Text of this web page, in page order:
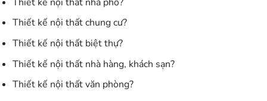
Thiết kế nội thất chung cư?
Thiết kế nội thất biệt thự?
Thiết kế nội thất nhà hàng, khách sạn?
Thiết kế nội thất văn phòng?